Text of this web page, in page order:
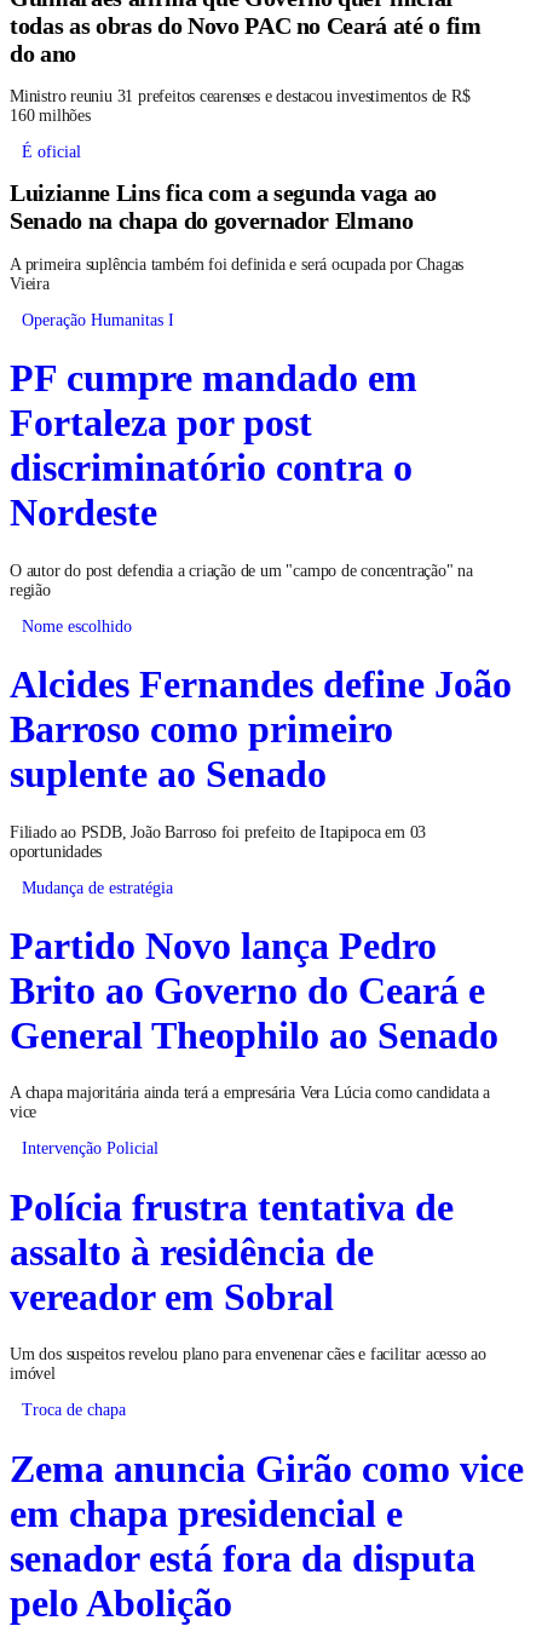
todas as obras do Novo PAC no Ceará até o fim
do ano
Ministro reuniu 31 prefeitos cearenses e destacou investimentos de R$
160 milhões
É oficial
Luizianne Lins fica com a segunda vaga ao
Senado na chapa do governador Elmano
A primeira suplência também foi definida e será ocupada por Chagas
Vieira
Operação Humanitas I
PF cumpre mandado em
Fortaleza por post
discriminatório contra o
Nordeste
O autor do post defendia a criação de um "campo de concentração" na
região
Nome escolhido
Alcides Fernandes define João
Barroso como primeiro
suplente ao Senado
Filiado ao PSDB, João Barroso foi prefeito de Itapipoca em 03
oportunidades
Mudança de estratégia
Partido Novo lança Pedro
Brito ao Governo do Ceará e
General Theophilo ao Senado
A chapa majoritária ainda terá a empresária Vera Lúcia como candidata a
vice
Intervenção Policial
Polícia frustra tentativa de
assalto à residência de
vereador em Sobral
Um dos suspeitos revelou plano para envenenar cães e facilitar acesso ao
imóvel
Troca de chapa
Zema anuncia Girão como vice
em chapa presidencial e
senador está fora da disputa
pelo Abolição